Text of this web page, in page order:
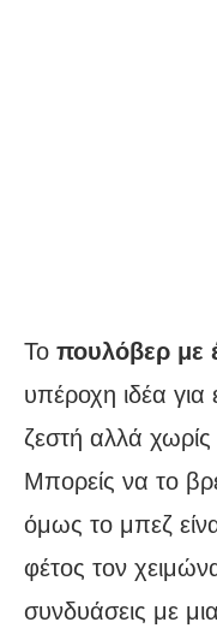
Το πουλόβερ με
υπέροχη ιδέα για
ζεστή αλλά
Μπορείς να το
όμως το μπεζ
φέτος τον
συνδυάσεις με